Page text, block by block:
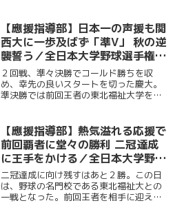
人が集まり、選手たちの健闘をたたえ
た。後編では應援指導部が野...
【應援指導部】日本一の声援も関
西大に一歩及ばず「準V」 秋の逆
襲誓う／全日本大学野球選手権大
会決勝 対関西大学戦
２回戦、準々決勝でコールド勝ちを収
め、幸先の良いスタートを切った慶大。
準決勝では前回王者の東北福祉大学を制
むこの日、応援席には多くの観客が集ま
り、熱い声援を送った。
【應援指導部】熱気溢れる応援で
前回覇者に堂々の勝利 二冠達成
に王手をかける／全日本大学野球
選手権準決勝 対東北福祉大学戦
二冠達成に向け残すはあと２勝。この日
は、野球の名門校である東北福祉大との
一戦となった。前回王者を相手に迎えた